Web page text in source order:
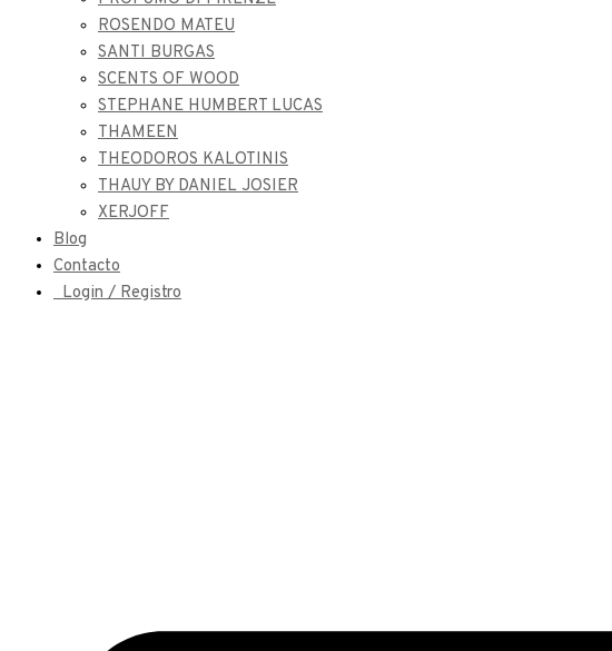
ROSENDO MATEU
SANTI BURGAS
SCENTS OF WOOD
STEPHANE HUMBERT LUCAS
THAMEEN
THEODOROS KALOTINIS
THAUY BY DANIEL JOSIER
XERJOFF
Blog
Contacto
Login / Registro